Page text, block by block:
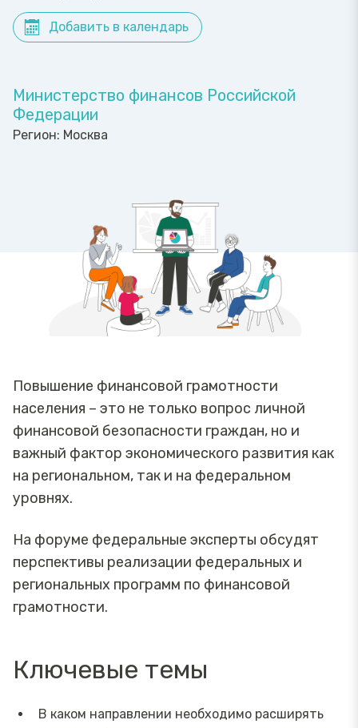
Добавить в календарь
Министерство финансов Российской
Федерации
Регион: Москва
Повышение финансовой грамотности
населения – это не только вопрос личной
финансовой безопасности граждан, но и
важный фактор экономического развития как
на региональном, так и на федеральном
уровнях.
На форуме федеральные эксперты обсудят
перспективы реализации федеральных и
региональных программ по финансовой
грамотности.
Ключевые темы
В каком направлении необходимо расширять